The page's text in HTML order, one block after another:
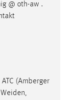
@ oth-aw .
(Amberger
Weiden,